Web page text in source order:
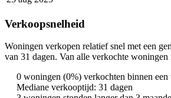
Verkoopsnelheid
Woningen verkopen relatief snel met een
van 31 dagen. Van alle verkochte woningen
0 woningen (0%) verkochten binnen een
Mediane verkooptijd: 31 dagen